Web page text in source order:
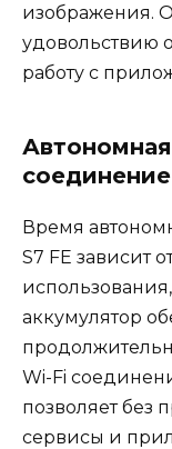
изображения.
удовольствию
работу с
соединение
Время
S7 FE зависит
аккумулятор
Wi-Fi
позволяет без
сервисы и